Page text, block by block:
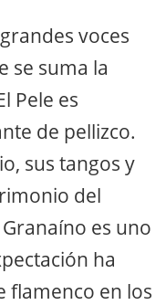
voces
se suma la
Pele es
de pellizco.
sus tangos y
del
es uno
ha
flamenco en los